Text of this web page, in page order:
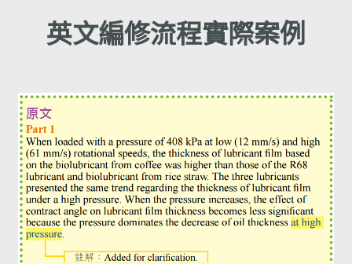
英文編修流程實際案例